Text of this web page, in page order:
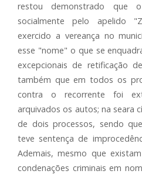
restou demonstrado que
socialmente pelo apelido
exercido a vereança no
esse "nome" o que se
excepcionais de retificação
também que em todos os
contra o recorrente foi
arquivados os autos; na seara
de dois processos, sendo
teve sentença de
Ademais, mesmo que
condenações criminais em